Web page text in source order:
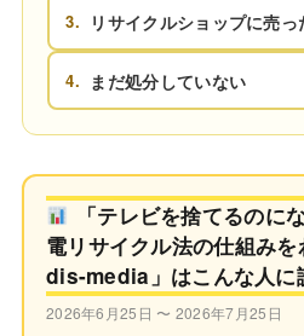
3. リサイクルショップに売っ
4. まだ処分していない
「テレビを捨てるのに
電リサイクル法の仕組みを
dis-media」はこんな人に
2026年6月25日 〜 2026年7月25日